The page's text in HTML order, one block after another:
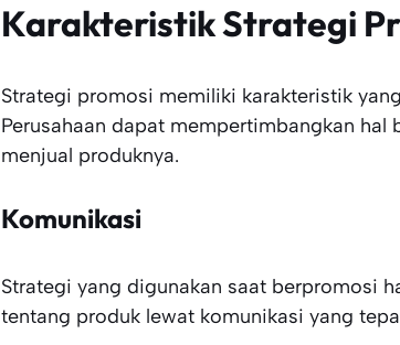
Karakteristik Strategi
Strategi promosi memiliki karakteristik
Perusahaan dapat mempertimbangkan
menjual produknya.
Komunikasi
Strategi yang digunakan saat berpromosi
tentang produk lewat komunikasi yang